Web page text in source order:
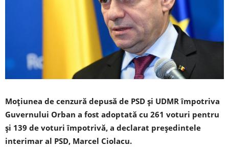
Moțiunea de cenzură depusă de PSD și UDMR împotriva
Guvernului Orban a fost adoptată cu 261 voturi pentru
și 139 de voturi împotrivă, a declarat președintele
interimar al PSD, Marcel Ciolacu.